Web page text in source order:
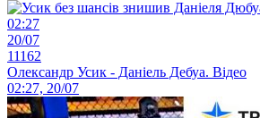
02:27
20/07
11162
Олександр Усик - Даніель Дебуа. Відео
02:27, 20/07